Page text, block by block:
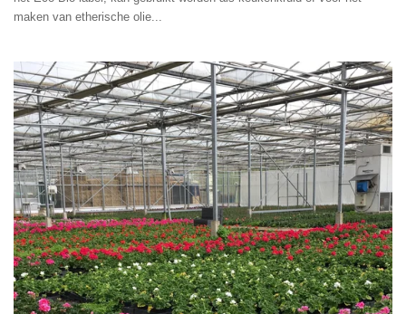
maken van etherische olie...